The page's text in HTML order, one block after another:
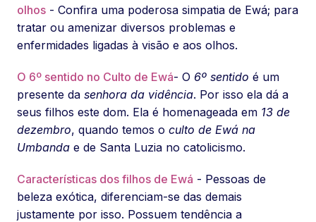
olhos - Confira uma poderosa simpatia de Ewá; para
tratar ou amenizar diversos problemas e
enfermidades ligadas à visão e aos olhos.
O 6º sentido no Culto de Ewá- O 6º sentido é um
presente da senhora da vidência. Por isso ela dá a
seus filhos este dom. Ela é homenageada em 13 de
dezembro, quando temos o culto de Ewá na
Umbanda e de Santa Luzia no catolicismo.
Características dos filhos de Ewá - Pessoas de
beleza exótica, diferenciam-se das demais
justamente por isso. Possuem tendência a